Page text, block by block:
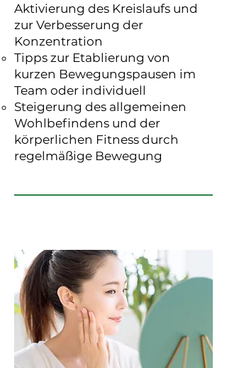
Aktivierung des Kreislaufs und
zur Verbesserung der
Konzentration
Tipps zur Etablierung von
kurzen Bewegungspausen im
Team oder individuell
Steigerung des allgemeinen
Wohlbefindens und der
körperlichen Fitness durch
regelmäßige Bewegung